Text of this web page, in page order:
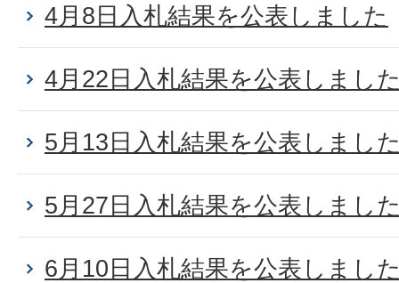
4月8日入札結果を公表しました
4月22日入札結果を公表しまし
5月13日入札結果を公表しまし
5月27日入札結果を公表しまし
6月10日入札結果を公表しまし